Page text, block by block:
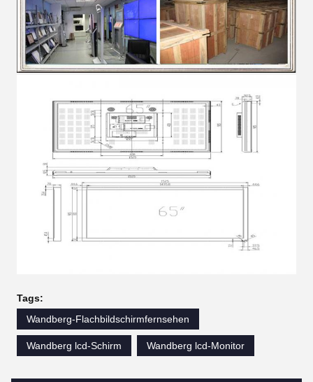
Tags:
Wandberg-Flachbildschirmfernsehen
Wandberg lcd-Schirm Wandberg lcd-Monitor